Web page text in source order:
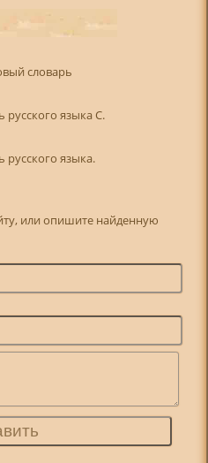
словарь
русского языка С.
русского языка.
или опишите найденную